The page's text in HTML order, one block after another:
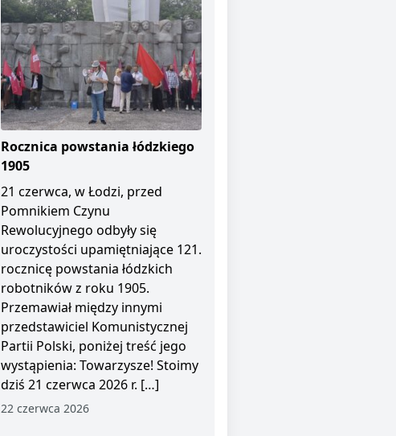
Rocznica powstania łódzkiego
1905
21 czerwca, w Łodzi, przed
Pomnikiem Czynu
Rewolucyjnego odbyły się
uroczystości upamiętniające 121.
rocznicę powstania łódzkich
robotników z roku 1905.
Przemawiał między innymi
przedstawiciel Komunistycznej
Partii Polski, poniżej treść jego
wystąpienia: Towarzysze! Stoimy
dziś 21 czerwca 2026 r. […]
22 czerwca 2026